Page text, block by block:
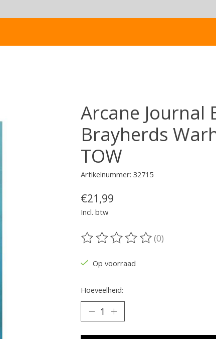
Arcane Journal
Brayherds
TOW
Artikelnummer: 32715
€21,99
Incl. btw
De beoordeling van dit product is
(0)
Op voorraad
Hoeveelheid: